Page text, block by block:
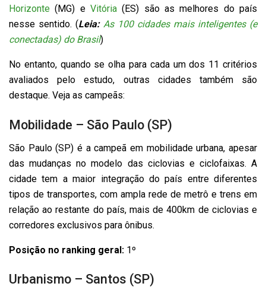
Horizonte (MG) e Vitória (ES) são as melhores do país
nesse sentido. (Leia: As 100 cidades mais inteligentes (e
conectadas) do Brasil)
No entanto, quando se olha para cada um dos 11 critérios
avaliados pelo estudo, outras cidades também são
destaque. Veja as campeãs:
Mobilidade – São Paulo (SP)
São Paulo (SP) é a campeã em mobilidade urbana, apesar
das mudanças no modelo das ciclovias e ciclofaixas. A
cidade tem a maior integração do país entre diferentes
tipos de transportes, com ampla rede de metrô e trens em
relação ao restante do país, mais de 400km de ciclovias e
corredores exclusivos para ônibus.
Posição no ranking geral: 1º
Urbanismo – Santos (SP)